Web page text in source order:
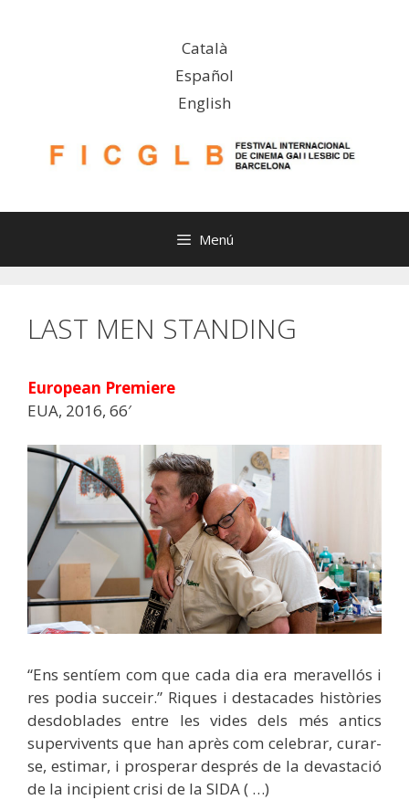
Català
Español
English
Menú
LAST MEN STANDING
European Premiere
EUA, 2016, 66′
“Ens sentíem com que cada dia era meravellós i
res podia succeir.” Riques i destacades històries
desdoblades entre les vides dels més antics
supervivents que han après com celebrar, curar-
se, estimar, i prosperar després de la devastació
de la incipient crisi de la SIDA ( …)